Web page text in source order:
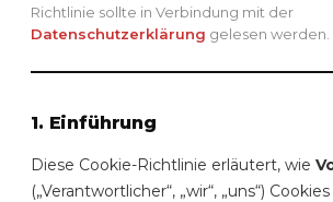
Richtlinie sollte in Verbindung mit der
Datenschutzerklärung gelesen werden.
1. Einführung
Diese Cookie-Richtlinie erläutert, wie
(„Verantwortlicher“, „wir“, „uns“)